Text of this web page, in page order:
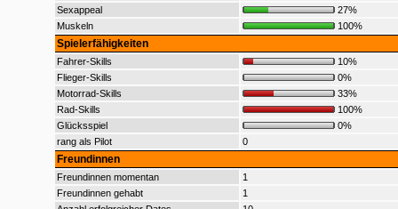
Sexappeal
27%
Muskeln
100%
Spielerfähigkeiten
Fahrer-Skills
10%
Flieger-Skills
0%
Motorrad-Skills
33%
Rad-Skills
100%
Glücksspiel
0%
rang als Pilot
0
Freundinnen
Freundinnen momentan
1
Freundinnen gehabt
1